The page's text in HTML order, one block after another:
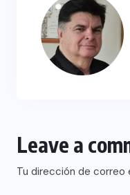
Leave a
Tu dirección de correo